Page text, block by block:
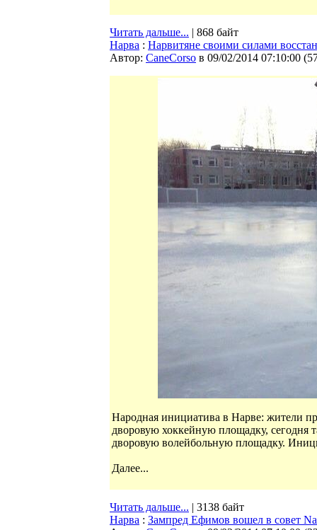
Читать дальше... | 868 байт
Нарва : Нарвитяне своими силами
Автор: CaneCorso в 09/02/2014 07:10:00 (
Народная инициатива в Нарве: жители
дворовую хоккейную площадку, сегодня
дворовую волейбольную площадку.
Далее...
Читать дальше... | 3138 байт
Нарва : Зампред Ефимов вошел в совет